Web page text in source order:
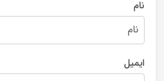
نام
ایمیل